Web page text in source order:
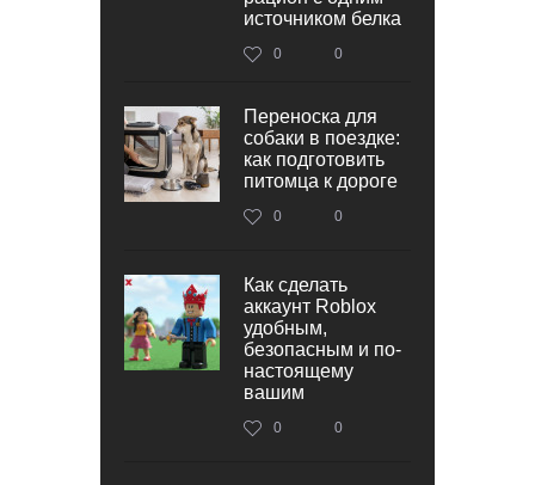
источником белка
0 0
Переноска для
собаки в поездке:
как подготовить
питомца к дороге
0 0
Как сделать
аккаунт Roblox
удобным,
безопасным и по-
настоящему
вашим
0 0